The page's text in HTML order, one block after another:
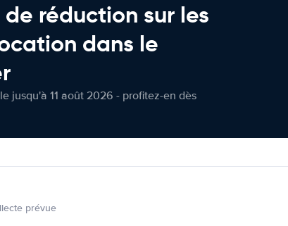
de réduction sur les
dans le
jusqu'à 11 août 2026 - profitez-en dès
prévue